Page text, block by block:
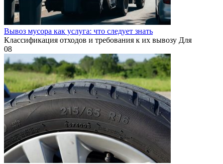
Вывоз мусора как услуга: что следует знать
Классификация отходов и требования к их вывозу Для
08